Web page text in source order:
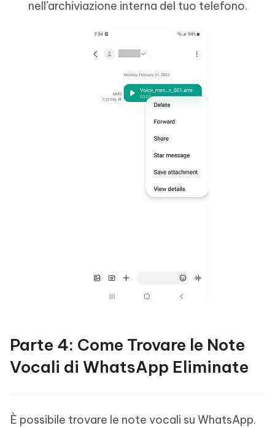
nell’archiviazione interna del tuo telefono.
Parte 4: Come Trovare le Note
Vocali di WhatsApp Eliminate
È possibile trovare le note vocali su WhatsApp.